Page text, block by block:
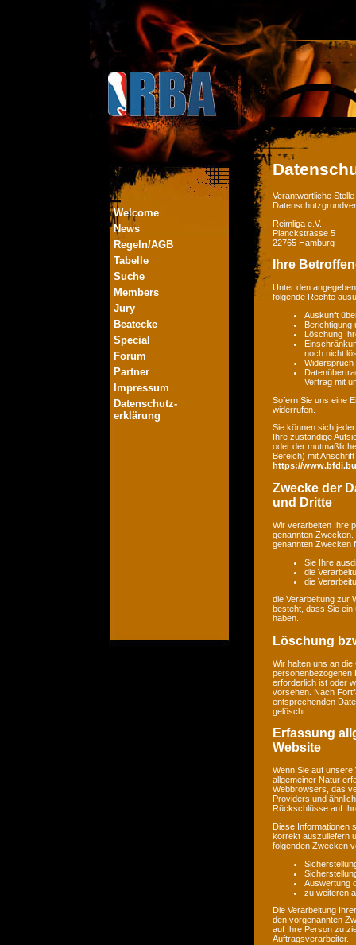
Welcome
News
Regeln/AGB
Tabelle
Suche
Members
Jury
Beatecke
Special
Forum
Partner
Impressum
Datenschutz-
erklärung
Verantwortliche
Reimliga e.V.
Planckstrasse 5
22765 Hamburg
Ihre
Unter den
folgende Rechte
Auskunft
Berichtigung
Löschung
noch nicht
Widerspruch
Vertrag mit
Sofern Sie uns eine
widerrufen.
Sie können sich
Ihre zuständige
oder der
Bereich) mit
https://
Zwecke der
und Dritte
Wir verarbeiten Ihre
genannten
genannten Zwecken
Sie Ihre
die
die
die Verarbeitung zur
besteht, dass Sie
haben.
Löschung
Wir halten uns an
personenbezogenen
erforderlich ist oder
vorsehen. Nach
entsprechenden
gelöscht.
Erfassung
Website
Wenn Sie auf
allgemeiner Natur
Webbrowsers, das
Providers und
Rückschlüsse auf
Diese Informationen
korrekt auszuliefern
folgenden Zwecken
Auswertung
zu weiteren
Die Verarbeitung
den vorgenannten
auf Ihre Person zu
Auftragsverarbeiter.